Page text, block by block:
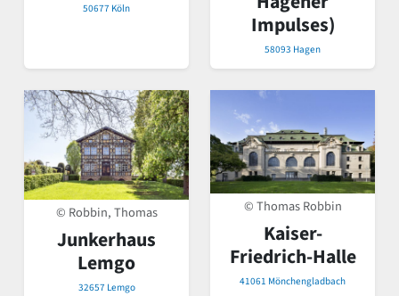
50677 Köln
Impulses)
58093 Hagen
© Robbin, Thomas
Junkerhaus
Lemgo
32657 Lemgo
© Thomas Robbin
Kaiser-
Friedrich-Halle
41061 Mönchengladbach